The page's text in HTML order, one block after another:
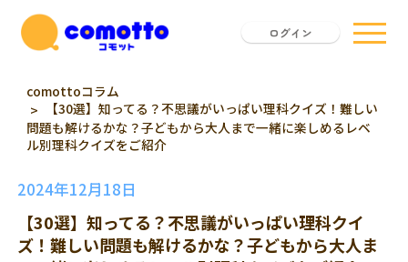
ログイン
comottoコラム
【30選】知ってる？不思議がいっぱい理科クイズ！難しい
問題も解けるかな？子どもから大人まで一緒に楽しめるレベ
ル別理科クイズをご紹介
2024年12月18日
【30選】知ってる？不思議がいっぱい理科クイ
ズ！難しい問題も解けるかな？子どもから大人ま